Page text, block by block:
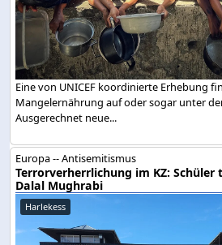
Eine von UNICEF koordinierte Erhebung
Mangelernährung auf oder sogar unter
Ausgerechnet neue...
Europa -- Antisemitismus
Terrorverherrlichung im KZ: Schüler
Dalal Mughrabi
Harlekess